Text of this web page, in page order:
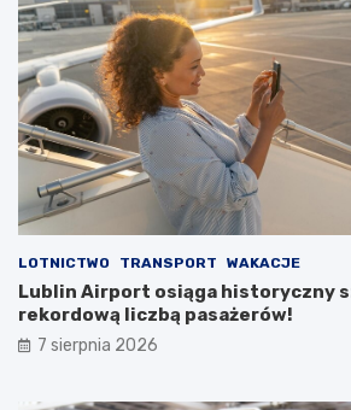
u
s
t
o
s
t
a
u
LOTNICTWO TRANSPORT WAKACJE
Lublin Airport osiąga historyczny
rekordową liczbą pasażerów!
7 sierpnia 2026